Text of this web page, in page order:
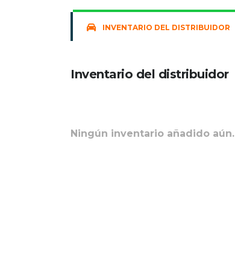
INVENTARIO DEL DISTRIBUIDOR
Inventario del distribuidor
Ningún inventario añadido aún.